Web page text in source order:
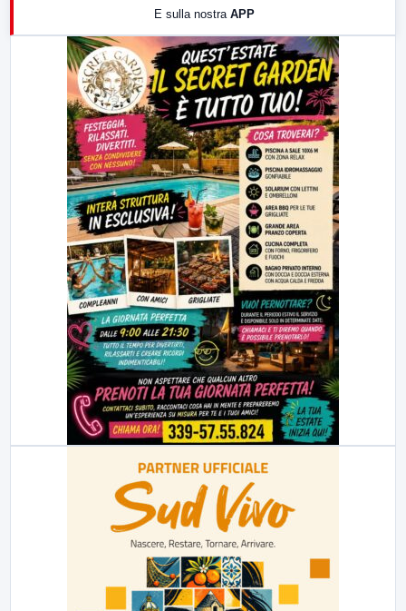
LabNews (replica)
E sulla nostra APP